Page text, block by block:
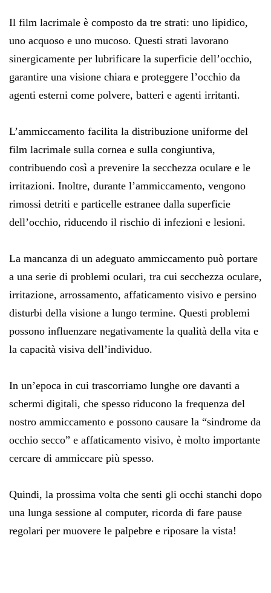
Il film lacrimale è composto da tre strati: uno lipidico,
uno acquoso e uno mucoso. Questi strati lavorano
sinergicamente per lubrificare la superficie dell’occhio,
garantire una visione chiara e proteggere l’occhio da
agenti esterni come polvere, batteri e agenti irritanti.
L’ammiccamento facilita la distribuzione uniforme del
film lacrimale sulla cornea e sulla congiuntiva,
contribuendo così a prevenire la secchezza oculare e le
irritazioni. Inoltre, durante l’ammiccamento, vengono
rimossi detriti e particelle estranee dalla superficie
dell’occhio, riducendo il rischio di infezioni e lesioni.
La mancanza di un adeguato ammiccamento può portare
a una serie di problemi oculari, tra cui secchezza oculare,
irritazione, arrossamento, affaticamento visivo e persino
disturbi della visione a lungo termine. Questi problemi
possono influenzare negativamente la qualità della vita e
la capacità visiva dell’individuo.
In un’epoca in cui trascorriamo lunghe ore davanti a
schermi digitali, che spesso riducono la frequenza del
nostro ammiccamento e possono causare la “sindrome da
occhio secco” e affaticamento visivo, è molto importante
cercare di ammiccare più spesso.
Quindi, la prossima volta che senti gli occhi stanchi dopo
una lunga sessione al computer, ricorda di fare pause
regolari per muovere le palpebre e riposare la vista!